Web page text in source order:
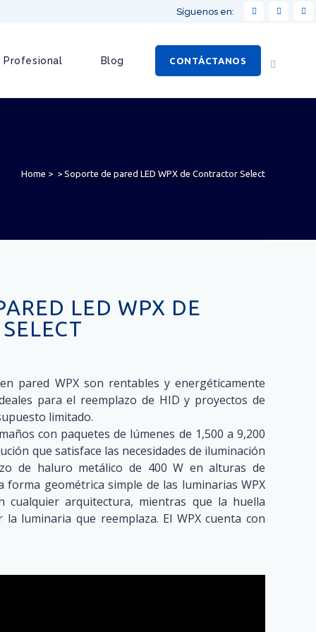
Síguenos en:
CONTÁCTANOS
Profesional Blog
Home > > Soporte de pared LED WPX de Contractor Select
LED WPX DE
pared WPX son rentables y energéticamente
para el reemplazo de HID y proyectos de
limitado.
con paquetes de lúmenes de 1,500 a 9,200
que satisface las necesidades de iluminación
de haluro metálico de 400 W en alturas de
forma geométrica simple de las luminarias WPX
cualquier arquitectura, mientras que la huella
luminaria que reemplaza. El WPX cuenta con